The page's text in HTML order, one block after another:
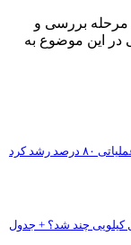
مرحله بررسی و
در این موضوع به
رشد کرد